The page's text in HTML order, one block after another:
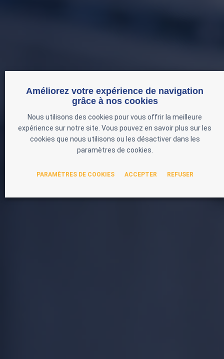
Améliorez votre expérience de navigation
grâce à nos cookies
Nous utilisons des cookies pour vous offrir la meilleure
expérience sur notre site. Vous pouvez en savoir plus sur les
cookies que nous utilisons ou les désactiver dans les
paramètres de cookies.
PARAMÈTRES DE COOKIES ACCEPTER REFUSER